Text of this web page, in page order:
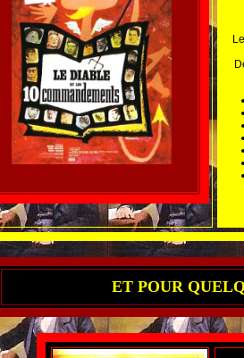
ET POUR